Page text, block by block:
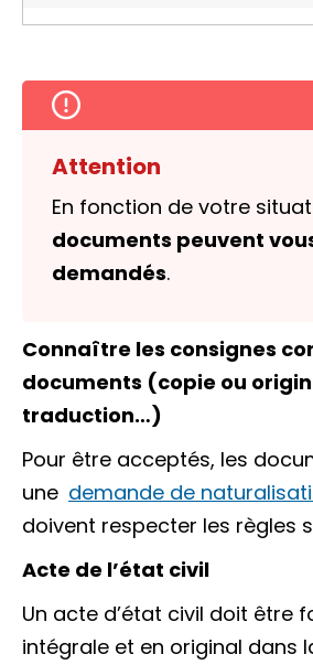
Attention
En fonction de votre
documents peuvent
demandés.
Connaître les consignes
documents (copie ou
traduction…)
Pour être acceptés, les
une demande de
doivent respecter les règles
Acte de l’état civil
Un acte d’état civil doit être
intégrale et en original dans